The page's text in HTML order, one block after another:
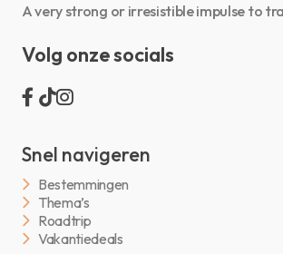
A very strong or irresistible impulse to
Volg onze socials
Snel navigeren
Bestemmingen
Thema’s
Roadtrip
Vakantiedeals